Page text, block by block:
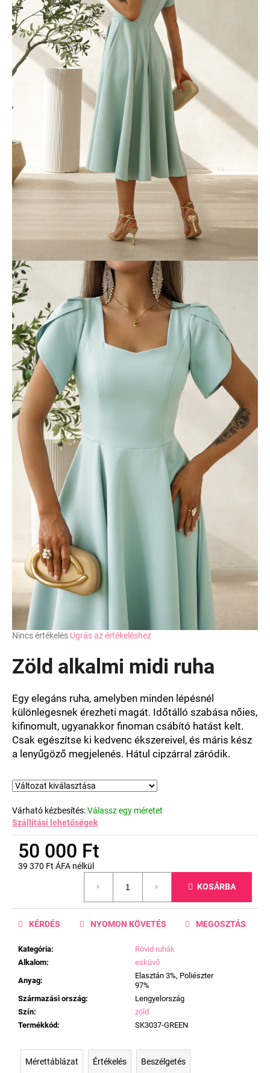
A
átlagos
értékelése
0,0
csillag.
Nincs értékelés Ugrás az értékeléshez
Zöld alkalmi midi ruha
Egy elegáns ruha, amelyben minden lépésnél
különlegesnek érezheti magát. Időtálló szabása nőies,
kifinomult, ugyanakkor finoman csábító hatást kelt.
Csak egészítse ki kedvenc ékszereivel, és máris kész
a lenyűgöző megjelenés. Hátul cipzárral záródik.
Várható kézbesítés:Válassz egy méretet
Szállítási lehetőségek
50 000 Ft
39 370 Ft ÁFA nélkül
KOSÁRBA
Kategória:
Rövid ruhák
Alkalom:
esküvő
Anyag:
Elasztán 3%, Poliészter
97%
Származási ország:
Lengyelország
Szín:
zöld
Termékkód: SK3037-GREEN
KÉRDÉS NYOMON KÖVETÉS MEGOSZTÁS
Mérettáblázat Értékelés Beszélgetés